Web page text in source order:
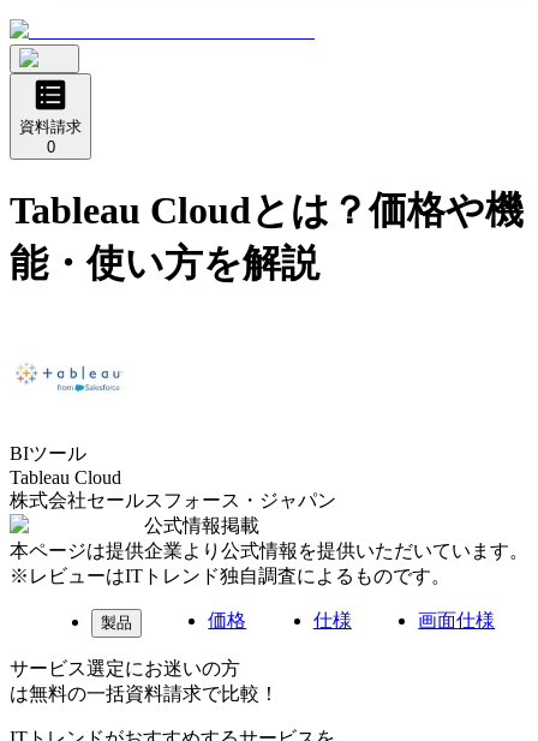
資料請求
0
Tableau Cloudとは？価格や機
能・使い方を解説
BIツール
Tableau Cloud
株式会社セールスフォース・ジャパン
公式情報掲載
本ページは提供企業より公式情報を提供いただいています。
※レビューはITトレンド独自調査によるものです。
製品 価格 仕様 画面仕様
サービス選定にお迷いの方
は無料の一括資料請求で比較！